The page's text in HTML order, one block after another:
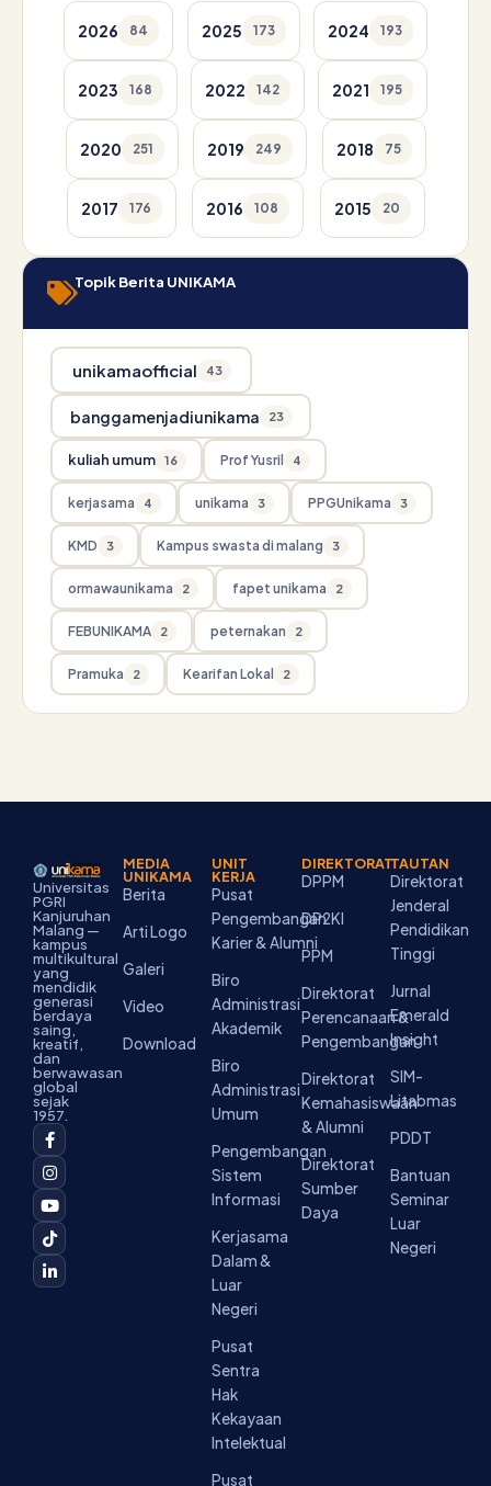
2026 84 2025 173 2024 193
2023 168 2022 142 2021 195
2020 251 2019 249 2018 75
2017 176 2016 108 2015 20
Topik Berita UNIKAMA
unikamaofficial 43
banggamenjadiunikama 23
kuliah umum 16 Prof Yusril 4
kerjasama 4 unikama 3 PPGUnikama 3
KMD 3 Kampus swasta di malang 3
ormawaunikama 2 fapet unikama 2
FEBUNIKAMA 2 peternakan 2
Pramuka 2 Kearifan Lokal 2
Universitas
PGRI
Kanjuruhan
Malang —
kampus
multikultural
yang
mendidik
generasi
berdaya
saing,
kreatif,
dan
berwawasan
global
sejak
1957.
F
a
c
e
b
o
o
k
-
f
I
n
s
t
a
g
r
a
m
Y
o
u
t
u
b
e
T
i
k
t
o
k
L
i
n
k
e
d
i
n
-
i
n
MEDIA
UNIKAMA
Berita
Arti Logo
Galeri
Video
Download
UNIT
KERJA
Pusat
Pengembangan
Karier & Alumni
Biro
Administrasi
Akademik
Biro
Administrasi
Umum
Pengembangan
Sistem
Informasi
Kerjasama
Dalam &
Luar
Negeri
Pusat
Sentra
Hak
Kekayaan
Intelektual
Pusat
DIREKTORAT
DPPM
DP2KI
PPM
Direktorat
Perencanaan &
Pengembangan
Direktorat
Kemahasiswaan
& Alumni
Direktorat
Sumber
Daya
TAUTAN
Direktorat
Jenderal
Pendidikan
Tinggi
Jurnal
Emerald
Insight
SIM-
Litabmas
PDDT
Bantuan
Seminar
Luar
Negeri